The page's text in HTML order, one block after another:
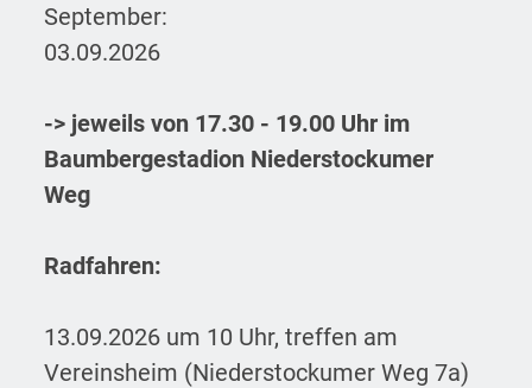
September:
03.09.2026
-> jeweils von 17.30 - 19.00 Uhr im
Baumbergestadion Niederstockumer
Weg
Radfahren:
13.09.2026 um 10 Uhr, treffen am
Vereinsheim (Niederstockumer Weg 7a)